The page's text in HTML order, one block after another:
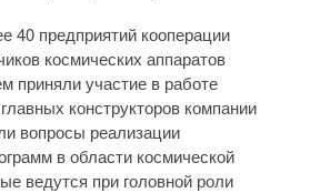
40 предприятий кооперации
космических аппаратов
приняли участие в работе
конструкторов компании
вопросы реализации
в области космической
ведутся при головной роли